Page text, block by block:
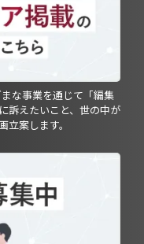
な事業を通じて「編集
訴えたいこと、世の中が
案します。